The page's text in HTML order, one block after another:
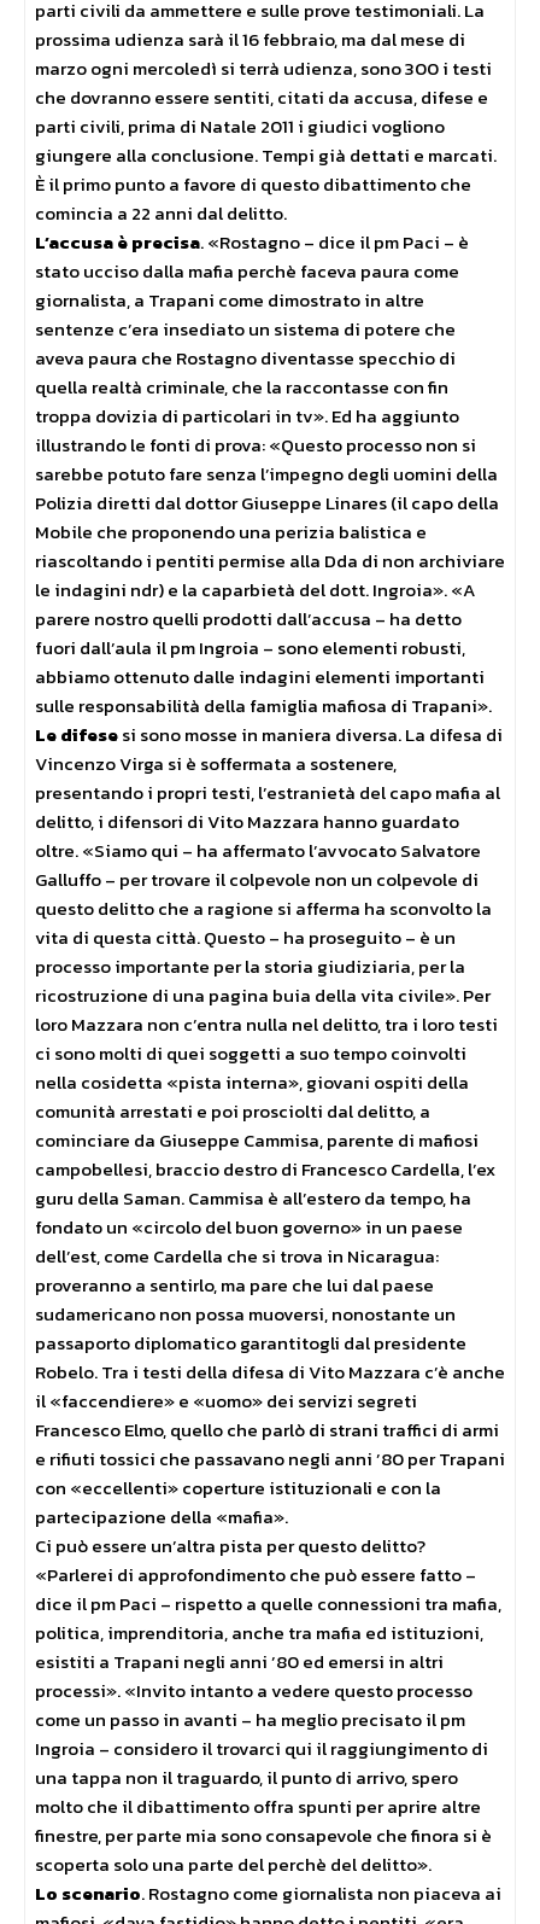
parti civili da ammettere e sulle prove testimoniali. La
prossima udienza sarà il 16 febbraio, ma dal mese di
marzo ogni mercoledì si terrà udienza, sono 300 i testi
che dovranno essere sentiti, citati da accusa, difese e
parti civili, prima di Natale 2011 i giudici vogliono
giungere alla conclusione. Tempi già dettati e marcati.
È il primo punto a favore di questo dibattimento che
comincia a 22 anni dal delitto.
L’accusa è precisa. «Rostagno – dice il pm Paci – è
stato ucciso dalla mafia perchè faceva paura come
giornalista, a Trapani come dimostrato in altre
sentenze c’era insediato un sistema di potere che
aveva paura che Rostagno diventasse specchio di
quella realtà criminale, che la raccontasse con fin
troppa dovizia di particolari in tv». Ed ha aggiunto
illustrando le fonti di prova: «Questo processo non si
sarebbe potuto fare senza l’impegno degli uomini della
Polizia diretti dal dottor Giuseppe Linares (il capo della
Mobile che proponendo una perizia balistica e
riascoltando i pentiti permise alla Dda di non archiviare
le indagini ndr) e la caparbietà del dott. Ingroia». «A
parere nostro quelli prodotti dall’accusa – ha detto
fuori dall’aula il pm Ingroia – sono elementi robusti,
abbiamo ottenuto dalle indagini elementi importanti
sulle responsabilità della famiglia mafiosa di Trapani».
Le difesesi sono mosse in maniera diversa. La difesa di
Vincenzo Virga si è soffermata a sostenere,
presentando i propri testi, l’estranietà del capo mafia al
delitto, i difensori di Vito Mazzara hanno guardato
oltre. «Siamo qui – ha affermato l’avvocato Salvatore
Galluffo – per trovare il colpevole non un colpevole di
questo delitto che a ragione si afferma ha sconvolto la
vita di questa città. Questo – ha proseguito – è un
processo importante per la storia giudiziaria, per la
ricostruzione di una pagina buia della vita civile». Per
loro Mazzara non c’entra nulla nel delitto, tra i loro testi
ci sono molti di quei soggetti a suo tempo coinvolti
nella cosidetta «pista interna», giovani ospiti della
comunità arrestati e poi prosciolti dal delitto, a
cominciare da Giuseppe Cammisa, parente di mafiosi
campobellesi, braccio destro di Francesco Cardella, l’ex
guru della Saman. Cammisa è all’estero da tempo, ha
fondato un «circolo del buon governo» in un paese
dell’est, come Cardella che si trova in Nicaragua:
proveranno a sentirlo, ma pare che lui dal paese
sudamericano non possa muoversi, nonostante un
passaporto diplomatico garantitogli dal presidente
Robelo. Tra i testi della difesa di Vito Mazzara c’è anche
il «faccendiere» e «uomo» dei servizi segreti
Francesco Elmo, quello che parlò di strani traffici di armi
e rifiuti tossici che passavano negli anni ’80 per Trapani
con «eccellenti» coperture istituzionali e con la
partecipazione della «mafia».
Ci può essere un’altra pista per questo delitto?
«Parlerei di approfondimento che può essere fatto –
dice il pm Paci – rispetto a quelle connessioni tra mafia,
politica, imprenditoria, anche tra mafia ed istituzioni,
esistiti a Trapani negli anni ’80 ed emersi in altri
processi». «Invito intanto a vedere questo processo
come un passo in avanti – ha meglio precisato il pm
Ingroia – considero il trovarci qui il raggiungimento di
una tappa non il traguardo, il punto di arrivo, spero
molto che il dibattimento offra spunti per aprire altre
finestre, per parte mia sono consapevole che finora si è
scoperta solo una parte del perchè del delitto».
Lo scenario. Rostagno come giornalista non piaceva ai